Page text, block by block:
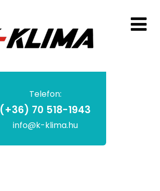
Telefon:
(+36) 70 518-1943
info@k-klima.hu